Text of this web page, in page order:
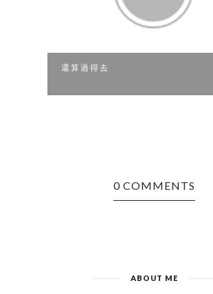
還算過得去
0 COMMENTS
ABOUT ME